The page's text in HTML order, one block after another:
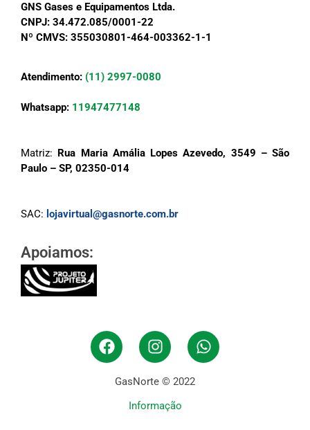
GNS Gases e Equipamentos Ltda.
CNPJ: 34.472.085/0001-22
Nº CMVS: 355030801-464-003362-1-1
Atendimento: (11) 2997-0080
Whatsapp: 11947477148
Matriz: Rua Maria Amália Lopes Azevedo, 3549 – São
Paulo – SP, 02350-014
SAC: lojavirtual@gasnorte.com.br
Apoiamos:
GasNorte © 2022
Informação